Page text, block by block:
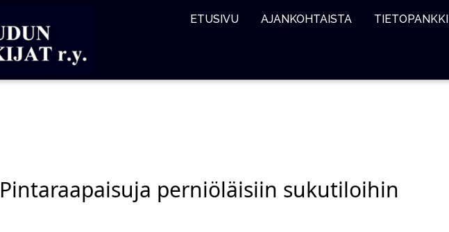
ETUSIVU AJANKOHTAISTA TIETOPANKKI
Pintaraapaisuja perniöläisiin sukutiloihin